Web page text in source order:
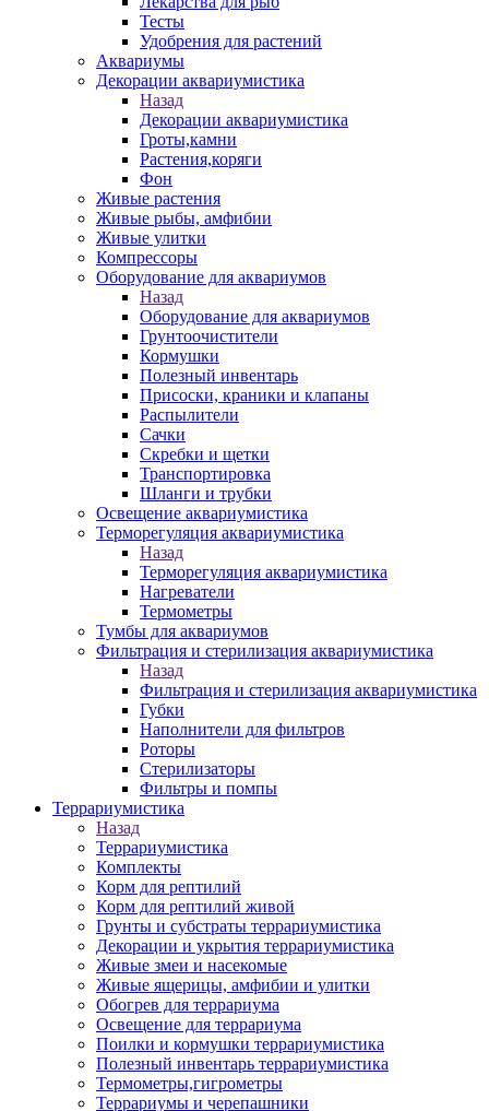
Тесты
Удобрения для растений
Аквариумы
Декорации аквариумистика
Назад
Декорации аквариумистика
Гроты,камни
Растения,коряги
Фон
Живые растения
Живые рыбы, амфибии
Живые улитки
Компрессоры
Оборудование для аквариумов
Назад
Оборудование для аквариумов
Грунтоочистители
Кормушки
Полезный инвентарь
Присоски, краники и клапаны
Распылители
Сачки
Скребки и щетки
Транспортировка
Шланги и трубки
Освещение аквариумистика
Терморегуляция аквариумистика
Назад
Терморегуляция аквариумистика
Нагреватели
Термометры
Тумбы для аквариумов
Фильтрация и стерилизация аквариумистика
Назад
Фильтрация и стерилизация аквариумистика
Губки
Наполнители для фильтров
Роторы
Стерилизаторы
Фильтры и помпы
Террариумистика
Назад
Террариумистика
Комплекты
Корм для рептилий
Корм для рептилий живой
Грунты и субстраты террариумистика
Декорации и укрытия террариумистика
Живые змеи и насекомые
Живые ящерицы, амфибии и улитки
Обогрев для террариума
Освещение для террариума
Поилки и кормушки террариумистика
Полезный инвентарь террариумистика
Термометры,гигрометры
Террариумы и черепашники